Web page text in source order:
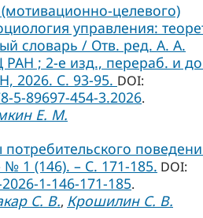
целевого)
управления:
словарь / Отв. ред. А. А.
; 2-е изд., перераб. и
2026. С. 93-95. DOI:
5-89697-454-3.2026.
Е. М.
№ 1 (146). – С. 171-185. DOI:
1-146-171-185.
С. В., Крошилин С. В.